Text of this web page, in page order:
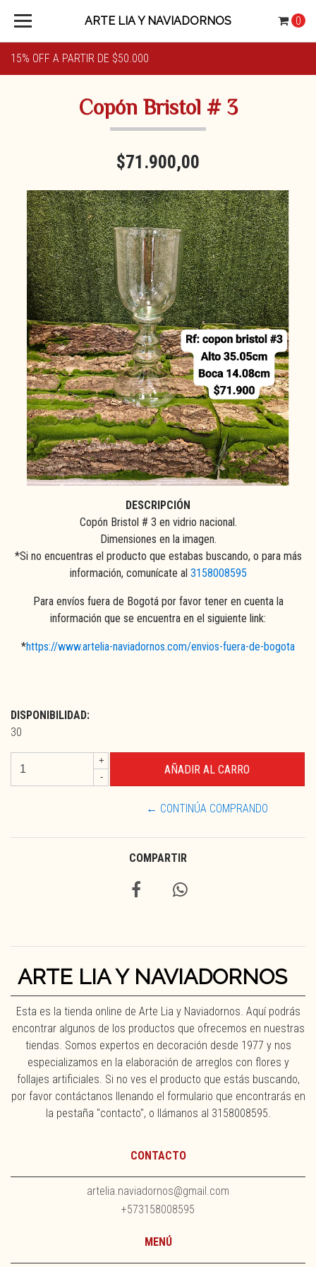
15% OFF A PARTIR DE $50.000
ARTE LIA Y NAVIADORNOS 0
Copón Bristol # 3
$71.900,00
DESCRIPCIÓN
Copón Bristol # 3 en vidrio nacional.
Dimensiones en la imagen.
*Si no encuentras el producto que estabas buscando, o para más
información, comunícate al 3158008595
Para envíos fuera de Bogotá por favor tener en cuenta la
información que se encuentra en el siguiente link:
*https://www.artelia-naviadornos.com/envios-fuera-de-bogota
DISPONIBILIDAD:
30
+
-
← CONTINÚA COMPRANDO
COMPARTIR
ARTE LIA Y NAVIADORNOS
Esta es la tienda online de Arte Lia y Naviadornos. Aquí podrás
encontrar algunos de los productos que ofrecemos en nuestras
tiendas. Somos expertos en decoración desde 1977 y nos
especializamos en la elaboración de arreglos con flores y
follajes artificiales. Si no ves el producto que estás buscando,
por favor contáctanos llenando el formulario que encontrarás en
la pestaña "contacto", o llámanos al 3158008595.
CONTACTO
artelia.naviadornos@gmail.com
+573158008595
MENÚ